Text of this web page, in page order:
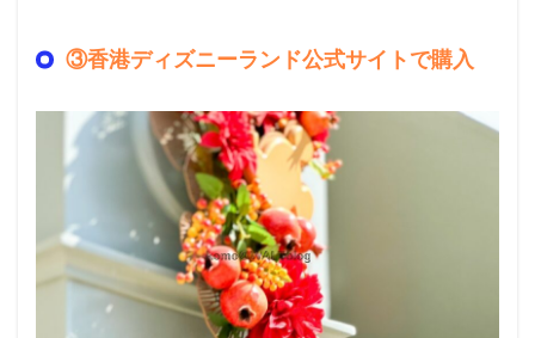
③香港ディズニーランド公式サイトで購入